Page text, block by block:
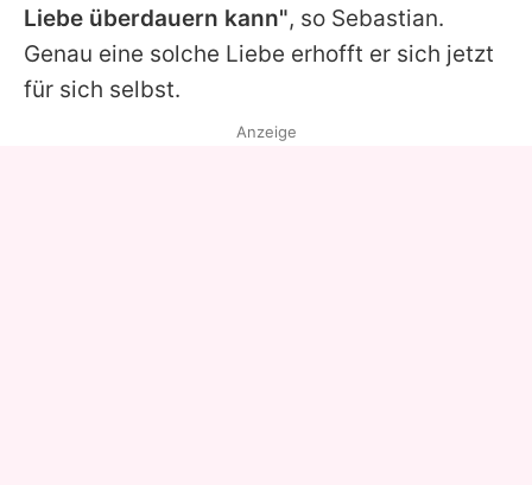
Liebe überdauern kann", so Sebastian.
Genau eine solche Liebe erhofft er sich jetzt
für sich selbst.
Anzeige